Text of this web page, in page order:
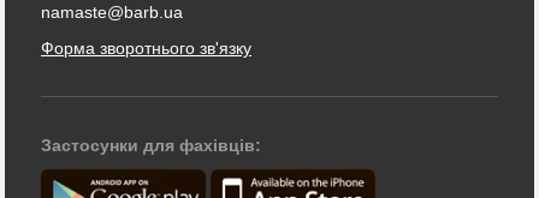
namaste@barb.ua
Форма зворотнього зв'язку
Застосунки для фахівців: